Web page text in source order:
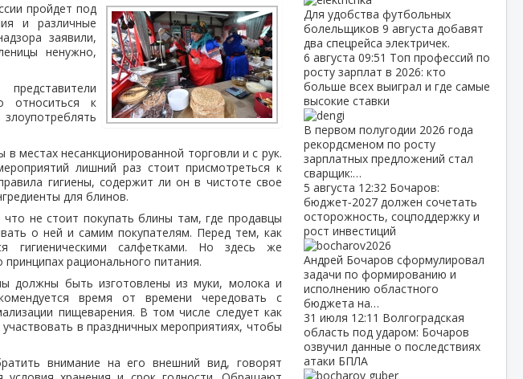
пройдет под
и различные
заявили,
ненужно,
относиться к
местах несанкционированной торговли и с рук.
лишний раз стоит присмотреться к
гигиены, содержит ли он в чистоте свое
для блинов.
не стоит покупать блины там, где продавцы
о ней и самим покупателям. Перед тем, как
гигиеническими салфетками. Но здесь же
рационального питания.
должны быть изготовлены из муки, молока и
время от времени чередовать с
пищеварения. В том числе следует как
в праздничных мероприятиях, чтобы
внимание на его внешний вид, говорят
Для удобства футбольных
болельщиков 9 августа добавят
два спецрейса электричек.
6 августа 09:51 Топ профессий по
росту зарплат в 2026: кто
больше всех выиграл и где самые
высокие ставки
В первом полугодии 2026 года
рекордсменом по росту
зарплатных предложений стал
сварщик:…
5 августа 12:32 Бочаров:
бюджет‑2027 должен сочетать
осторожность, соцподдержку и
рост инвестиций
Андрей Бочаров сформулировал
задачи по формированию и
исполнению областного
бюджета на…
31 июля 12:11 Волгоградская
область под ударом: Бочаров
озвучил данные о последствиях
атаки БПЛА